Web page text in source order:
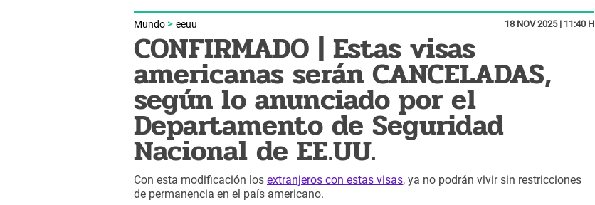
Mundo eeuu 18 NOV 2025 | 11:40 H
CONFIRMADO | Estas visas
americanas serán CANCELADAS,
según lo anunciado por el
Departamento de Seguridad
Nacional de EE.UU.
Con esta modificación los extranjeros con estas visas, ya no podrán vivir sin restricciones
de permanencia en el país americano.